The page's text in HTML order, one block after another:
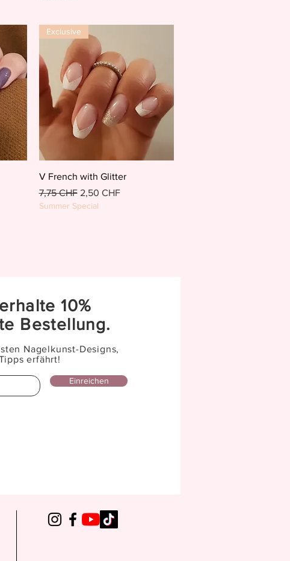
Schnellansicht
Exclusive
V French with Glitter
Standardpreis
7,75 CHF Sale-Preis
2,50 CHF
Summer Special
10%
Bestellung.
Nagelkunst-Designs,
erfährt!
Einreichen